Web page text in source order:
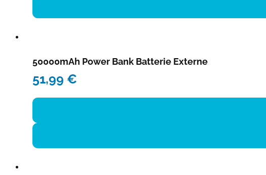
50000mAh Power Bank Batterie Externe
51,99 €